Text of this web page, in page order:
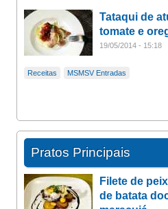
Tataqui de
tomate e
19/05/2014 - 15:18
Receitas MSMSV Entradas
Pratos Principais
Filete de
de batata